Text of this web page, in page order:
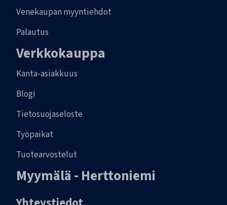
Venekaupan myyntiehdot
Palautus
Verkkokauppa
Kanta-asiakkuus
Blogi
Tietosuojaseloste
Työpaikat
Tuotearvostelut
Myymälä - Herttoniemi